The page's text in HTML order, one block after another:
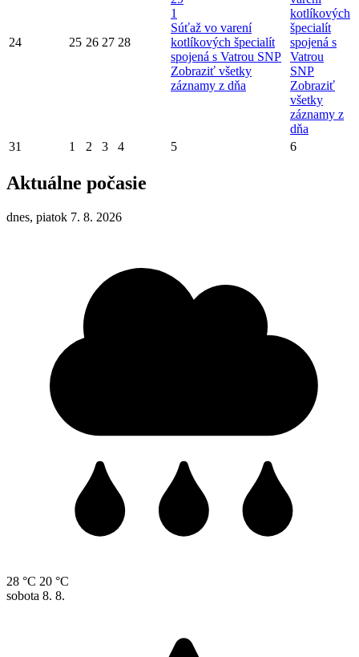
24 25 26 27 28
1
Súťaž vo varení
kotlíkových špecialít
spojená s Vatrou SNP
Zobraziť všetky
záznamy z dňa
kotlíkových
špecialít
spojená s
Vatrou
SNP
Zobraziť
všetky
záznamy z
dňa
31
1 2 3 4 5 6
Aktuálne počasie
dnes, piatok 7. 8. 2026
28 °C 20 °C
sobota 8. 8.